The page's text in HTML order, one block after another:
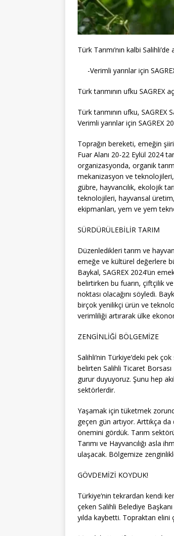
Türk Tarımı’nın kalbi Salihli’de
-Verimli yarınlar için
Türk tarımının ufku SAGREX
Türk tarımının ufku, SAGREX
Verimli yarınlar için SAGREX
Toprağın bereketi, emeğin şiiri
Fuar Alanı 20-22 Eylül 2024
organizasyonda, organik
mekanizasyon ve
gübre, hayvancılık, ekolojik
teknolojileri, hayvansal
ekipmanları, yem ve yem
SÜRDÜRÜLEBİLİR TARIM
Düzenledikleri tarım ve
emeğe ve kültürel değerlere
Baykal, SAGREX 2024’ün
belirtirken bu fuarın, çiftçilik
noktası olacağını söyledi.
birçok yenilikçi ürün ve
verimliliği artırarak ülke
ZENGİNLİĞİ BÖLGEMİZE
Salihli’nin Türkiye’deki pek
belirten Salihli Ticaret
gurur duyuyoruz. Şunu hep
sektörlerdir.
Yaşamak için tüketmek
geçen gün artıyor. Arttıkça
önemini gördük. Tarım
Tarımı ve Hayvancılığı asla
ulaşacak. Bölgemize
GÖVDEMİZİ KOYDUK!
Türkiye’nin tekrardan kendi
çeken Salihli Belediye
yılda kaybetti. Topraktan elini